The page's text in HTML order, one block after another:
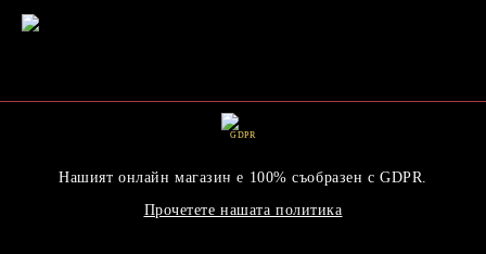
GDPR
Нашият онлайн магазин е 100% съобразен с GDPR.
Прочетете нашата политика